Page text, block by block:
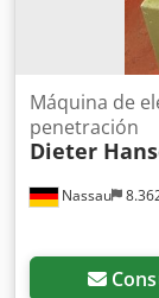
Nassau
Máquina de
penetración
Dieter